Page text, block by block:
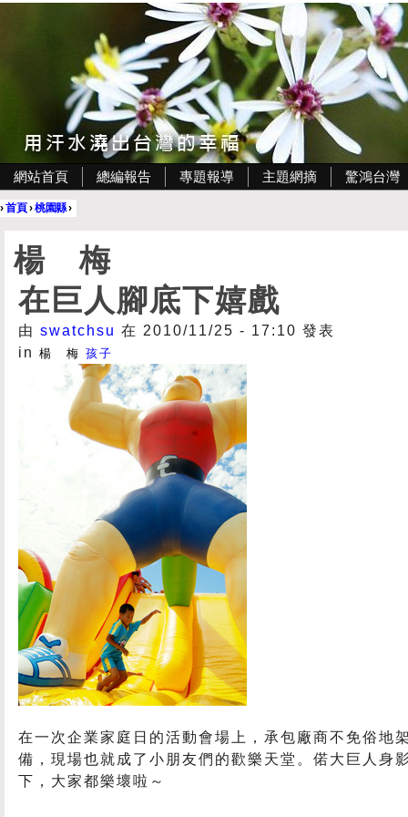
網站首頁 總編報告 專題報導 主題網摘 驚鴻台灣
›首頁›桃園縣›
楊 梅
在巨人腳底下嬉戲
由 swatchsu 在 2010/11/25 - 17:10 發表
in 楊 梅 孩子
在一次企業家庭日的活動會場上，承包廠商不免俗地
備，現場也就成了小朋友們的歡樂天堂。偌大巨人身
下，大家都樂壞啦～